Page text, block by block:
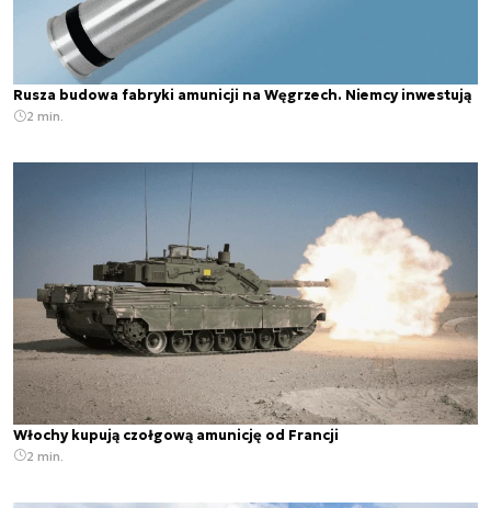
Rusza budowa fabryki amunicji na Węgrzech. Niemcy inwestują
2 min.
Włochy kupują czołgową amunicję od Francji
2 min.